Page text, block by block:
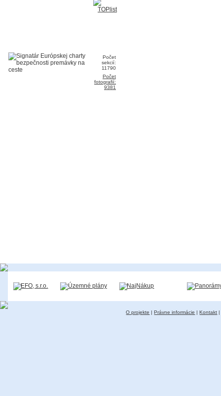
Počet
sekcií:
11790
Počet
fotografií:
9381
O projekte |Právne informácie |Kontakt